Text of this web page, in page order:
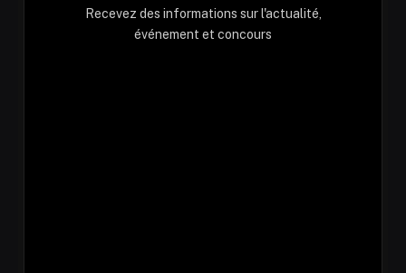
Recevez des informations sur l'actualité,
événement et concours